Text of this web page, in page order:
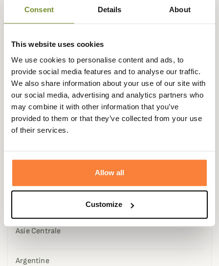
Consent Details About
This website uses cookies
We use cookies to personalise content and ads, to
provide social media features and to analyse our traffic.
We also share information about your use of our site with
our social media, advertising and analytics partners who
may combine it with other information that you’ve
provided to them or that they’ve collected from your use
of their services.
Allow all
Customize
VOYAGE DE CHASSE
Asie Centrale
Argentine
ARIAT
144,95 €
Affichage 1-2 de 2 article(s)